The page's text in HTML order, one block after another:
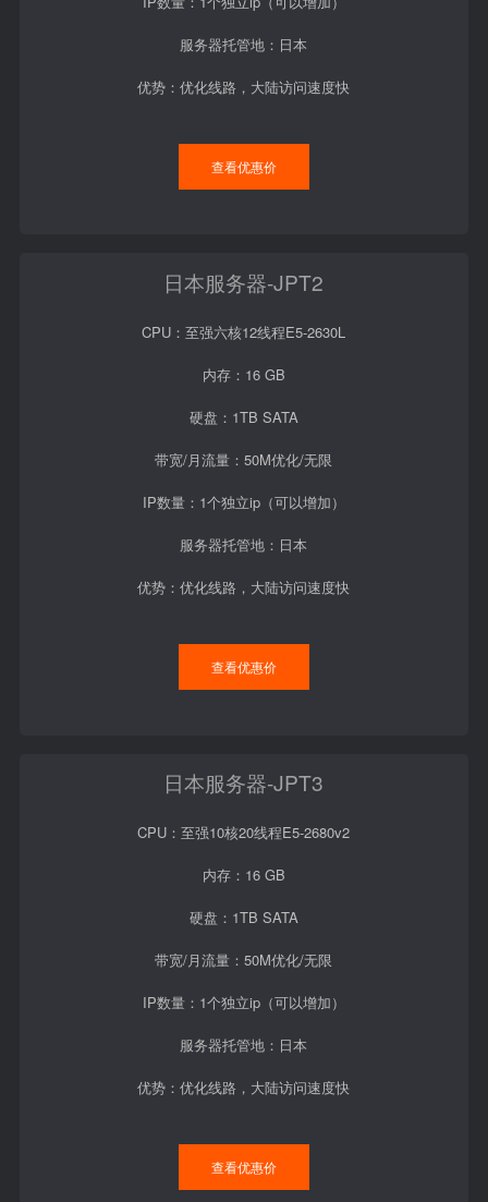
服务器托管地：日本
优势：优化线路，大陆访问速度快
查看优惠价
日本服务器-JPT2
CPU：至强六核12线程E5-2630L
内存：16 GB
硬盘：1TB SATA
带宽/月流量：50M优化/无限
IP数量：1个独立ip（可以增加）
服务器托管地：日本
优势：优化线路，大陆访问速度快
查看优惠价
日本服务器-JPT3
CPU：至强10核20线程E5-2680v2
内存：16 GB
硬盘：1TB SATA
带宽/月流量：50M优化/无限
IP数量：1个独立ip（可以增加）
服务器托管地：日本
优势：优化线路，大陆访问速度快
查看优惠价